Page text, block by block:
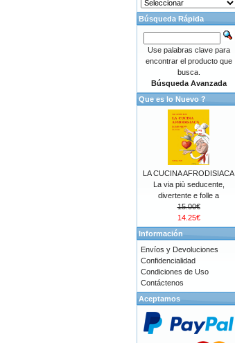
Búsqueda Rápida
Use palabras clave para
encontrar el producto que
busca.
Búsqueda Avanzada
Que es lo Nuevo ?
LA CUCINA AFRODISIACA
La via più seducente,
divertente e folle a
15.00€
14.25€
Información
Envíos y Devoluciones
Confidencialidad
Condiciones de Uso
Contáctenos
Aceptamos